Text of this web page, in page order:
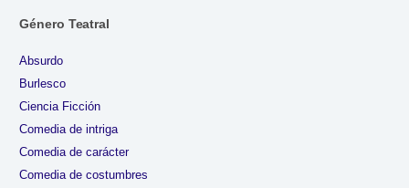
Género Teatral
Absurdo
Burlesco
Ciencia Ficción
Comedia de intriga
Comedia de carácter
Comedia de costumbres